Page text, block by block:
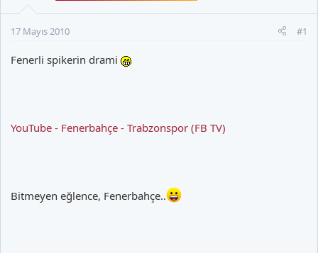
17 Mayıs 2010 #1
Fenerli spikerin drami
YouTube - Fenerbahçe - Trabzonspor (FB TV)
Bitmeyen eğlence, Fenerbahçe..